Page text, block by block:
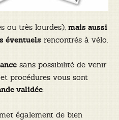
ou très lourdes), mais aussi
éventuels rencontrés à vélo.
sans possibilité de venir
procédures vous sont
validée.
également de bien